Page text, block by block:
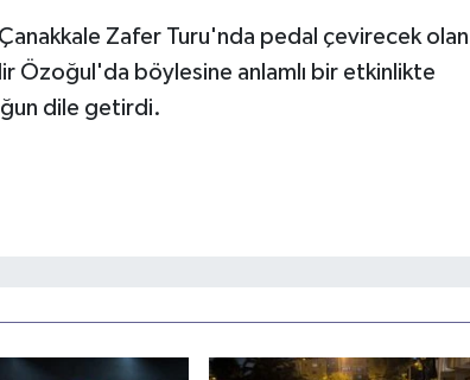
Zafer Turu'nda pedal çevirecek olan
Özoğul'da böylesine anlamlı bir etkinlikte
dile getirdi.